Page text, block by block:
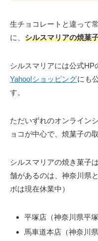
生チョコレートと違って
に、 シルスマリアの焼菓
シルスマリアには公式HP
Yahoo!ショッピングにも
す。
ただいずれのオンライン
ョコが中心で、焼菓子の
シルスマリアの焼き菓子
舗があるのは、神奈川県
ボは現在休業中）
平塚店（神奈川県平塚
馬車道本店（神奈川県